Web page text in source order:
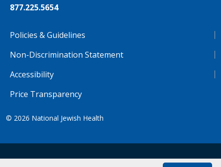
877.225.5654
Policies & Guidelines
Non-Discrimination Statement
Accessibility
Price Transparency
© 2026 National Jewish Health
NJH.Footer.SupportedLanguages Tiếng Việt